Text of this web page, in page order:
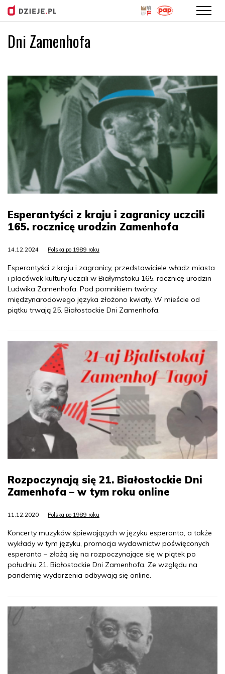
Dni Zamenhofa
Esperantyści z kraju i zagranicy uczcili
165. rocznicę urodzin Zamenhofa
14.12.2024 Polska po 1989 roku
Esperantyści z kraju i zagranicy, przedstawiciele władz miasta
i placówek kultury uczcili w Białymstoku 165. rocznicę urodzin
Ludwika Zamenhofa. Pod pomnikiem twórcy
międzynarodowego języka złożono kwiaty. W mieście od
piątku trwają 25. Białostockie Dni Zamenhofa.
Rozpoczynają się 21. Białostockie Dni
Zamenhofa – w tym roku online
11.12.2020 Polska po 1989 roku
Koncerty muzyków śpiewających w języku esperanto, a także
wykłady w tym języku, promocja wydawnictw poświęconych
esperanto – złożą się na rozpoczynające się w piątek po
południu 21. Białostockie Dni Zamenhofa. Ze względu na
pandemię wydarzenia odbywają się online.